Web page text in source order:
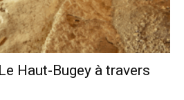
Haut-Bugey à travers